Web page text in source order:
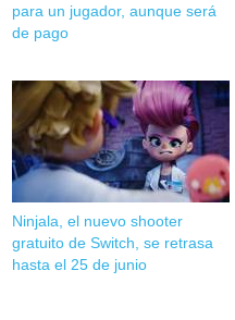
para un jugador, aunque será
de pago
Ninjala, el nuevo shooter
gratuito de Switch, se retrasa
hasta el 25 de junio